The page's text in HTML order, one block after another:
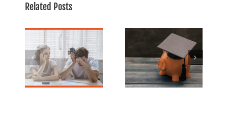
Related Posts
La Ley CARES:
Préstamos
para
estudiantes
Encontrar un
lugar para
alquilar